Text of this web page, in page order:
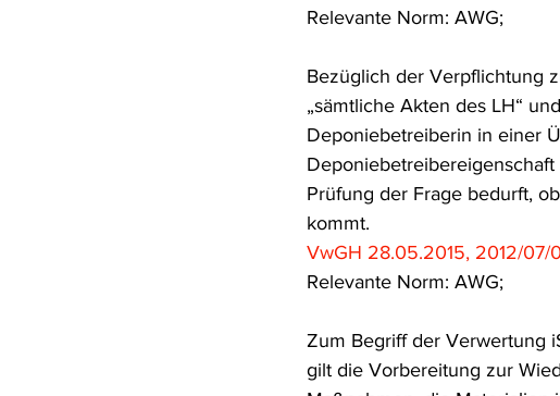
Relevante Norm: AWG;
Bezüglich der Verpflichtung
„sämtliche Akten des LH“
Deponiebetreiberin in einer
Prüfung der Frage bedurft,
kommt.
VwGH 28.05.2015, 2012/07/
Relevante Norm: AWG;
Zum Begriff der Verwertung
gilt die Vorbereitung zur